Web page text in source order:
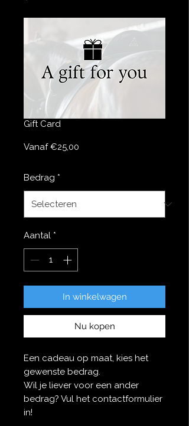
Gift Card
Vanaf€25,00
Bedrag *
Aantal *
In winkelwagen
Nu kopen
Een cadeau op maat, kies het
gewenste bedrag.
Wil je liever voor een ander
bedrag? Vul het contactformulier
in!